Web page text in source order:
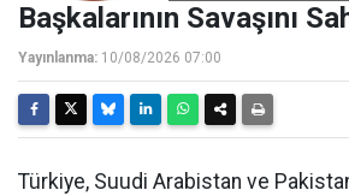
Başkalarının Savaşını
Yayınlanma: 10/08/2026 07:00
Türkiye, Suudi Arabistan ve